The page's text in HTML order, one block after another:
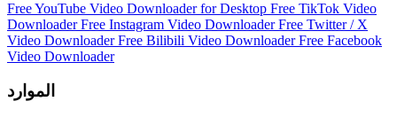
Free YouTube Video Downloader for Desktop Free TikTok Video
DownloaderFree Instagram Video DownloaderFree Twitter / X
Video DownloaderFree Bilibili Video DownloaderFree Facebook
Video Downloader
الموارد